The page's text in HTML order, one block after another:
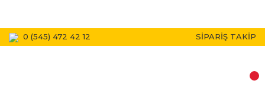
0 (545) 472 42 12 SİPARİŞ TAKİP